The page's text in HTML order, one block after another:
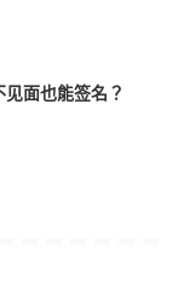
面也能签名？